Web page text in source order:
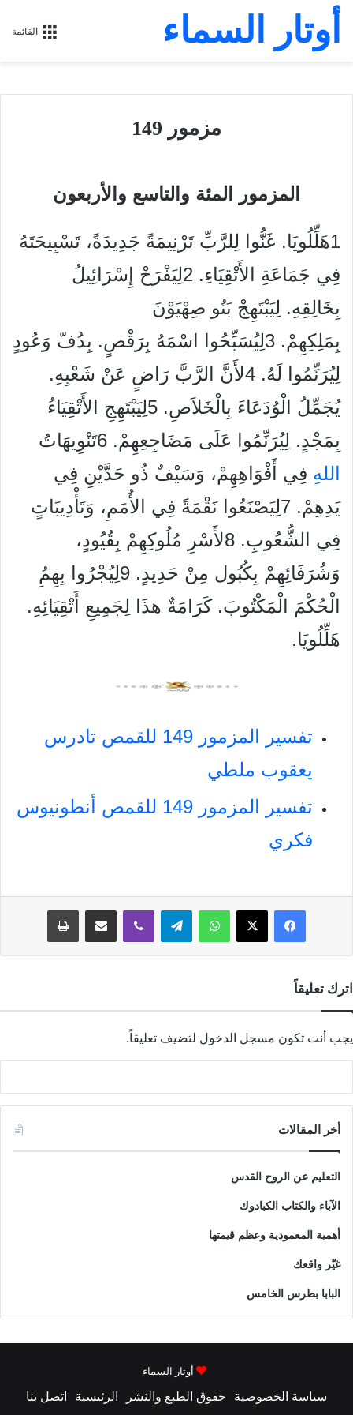
القائمة أوتار السماء
مزمور 149
المزمور المئة والتاسع والأربعون
1هَلِّلُويَا. غَنُّوا لِلرَّبِّ تَرْنِيمَةً جَدِيدَةً، تَسْبِيحَتَهُ
فِي جَمَاعَةِ الأَتْقِيَاءِ. 2لِيَفْرَحْ إِسْرَائِيلُ
بِخَالِقِهِ. لِيَبْتَهِجْ بَنُو صِهْيَوْنَ
بِمَلِكِهِمْ. 3لِيُسَبِّحُوا اسْمَهُ بِرَقْصٍ. بِدُفّ وَعُودٍ
لِيُرَنِّمُوا لَهُ. 4لأَنَّ الرَّبَّ رَاضٍ عَنْ شَعْبِهِ.
يُجَمِّلُ الْوُدَعَاءَ بِالْخَلاَصِ. 5لِيَبْتَهِجِ الأَتْقِيَاءُ
بِمَجْدٍ. لِيُرَنِّمُوا عَلَى مَضَاجِعِهِمْ. 6تَنْوِيهَاتُ
الله ِ فِي أَفْوَاهِهِمْ، وَسَيْفٌ ذُو حَدَّيْنِ فِي
يَدِهِمْ. 7لِيَصْنَعُوا نَقْمَةً فِي الأُمَمِ، وَتَأْدِيبَاتٍ
فِي الشُّعُوبِ. 8لأَسْرِ مُلُوكِهِمْ بِقُيُودٍ،
وَشُرَفَائِهِمْ بِكُبُول مِنْ حَدِيدٍ. 9لِيُجْرُوا بِهِمُِ
الْحُكْمَ الْمَكْتُوبَ. كَرَامَةٌ هذَا لِجَمِيعِ أَتْقِيَائِهِ.
هَلِّلُويَا.
تفسير المزمور 149 للقمص تادرس
يعقوب ملطي
تفسير المزمور 149 للقمص أنطونيوس
فكري
فيسبوك ‫X واتساب تيلقرام ڤايبر
اترك تعليقاً
يجب أنت تكون مسجل الدخول لتضيف تعليقاً.
أخر المقالات
التعليم عن الروح القدس
الآباء والكتاب الكبادوك
أهمية المعمودية وعظم قيمتها
غيّر واقعك
البابا بطرس الخامس
أوتار السماء
سياسة الخصوصية حقوق الطبع والنشر الرئيسية اتصل بنا